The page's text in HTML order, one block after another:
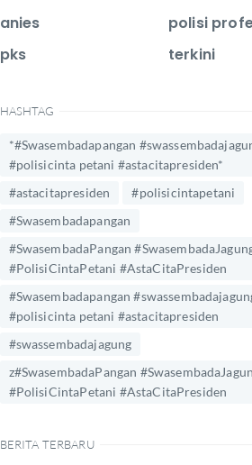
anies
pks
polisi
terkini
HASHTAG
*#Swasembadapangan
#polisicinta petani #astacitapresiden*
#astacitapresiden
#polisicintapetani
#Swasembadapangan
#SwasembadaPangan
#PolisiCintaPetani #AstaCitaPresiden
#Swasembadapangan
#polisicinta petani #astacitapresiden
#swassembadajagung
z#SwasembadaPangan
#PolisiCintaPetani #AstaCitaPresiden
BERITA TERBARU